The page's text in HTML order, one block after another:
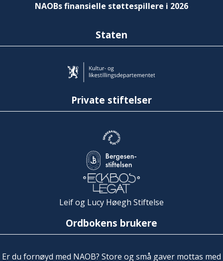
NAOBs finansielle støttespillere i 2026
Staten
Private stiftelser
Leif og Lucy Høegh Stiftelse
Ordbokens brukere
Er du fornøyd med NAOB? Store og små gaver mottas med